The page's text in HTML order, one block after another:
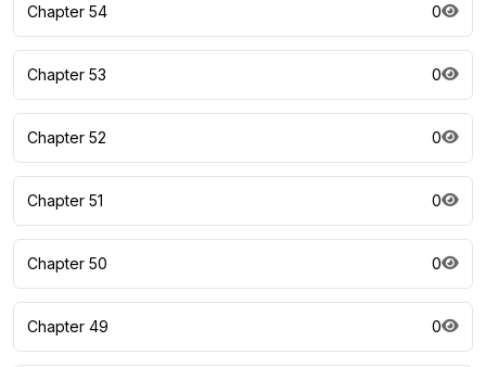
Chapter 54 0
Chapter 53 0
Chapter 52 0
Chapter 51 0
Chapter 50 0
Chapter 49 0